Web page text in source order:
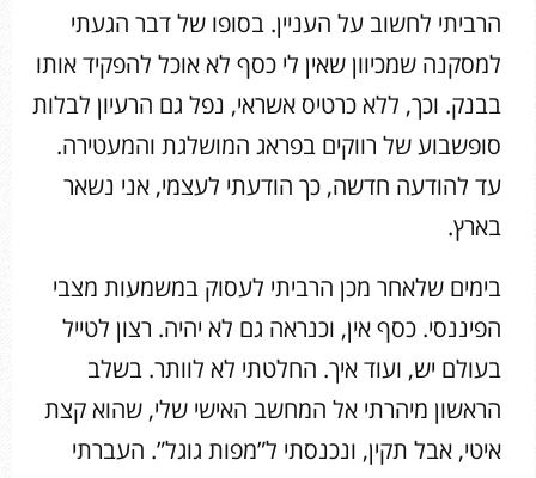
הרביתי לחשוב על העניין. בסופו של דבר הגעתי
למסקנה שמכיוון שאין לי כסף לא אוכל להפקיד אותו
בבנק. וכך, ללא כרטיס אשראי, נפל גם הרעיון לבלות
סופשבוע של רווקים בפראג המושלגת והמעטירה.
עד להודעה חדשה, כך הודעתי לעצמי, אני נשאר
בארץ.
בימים שלאחר מכן הרביתי לעסוק במשמעות מצבי
הפיננסי. כסף אין, וכנראה גם לא יהיה. רצון לטייל
בעולם יש, ועוד איך. החלטתי לא לוותר. בשלב
הראשון מיהרתי אל המחשב האישי שלי, שהוא קצת
איטי, אבל תקין, ונכנסתי ל”מפות גוגל”. העברתי